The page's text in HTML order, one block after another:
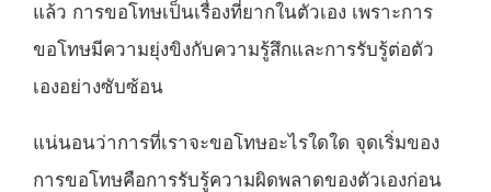
แล้ว การขอโทษเป็นเรื่องที่ยากในตัวเอง เพราะการ
ขอโทษมีความยุ่งขิงกับความรู้สึกและการรับรู้ต่อตัว
เองอย่างซับซ้อน
แน่นอนว่าการที่เราจะขอโทษอะไรใดใด จุดเริ่มของ
การขอโทษคือการรับรู้ความผิดพลาดของตัวเองก่อน